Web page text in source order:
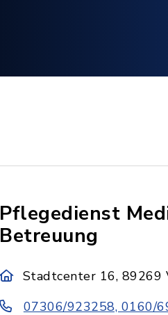
Pflegedienst
Betreuung
Stadtcenter 16, 89269
07306/923258, 0160/